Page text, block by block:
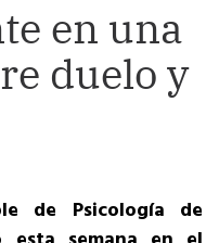
en una
duelo y
de Psicología de